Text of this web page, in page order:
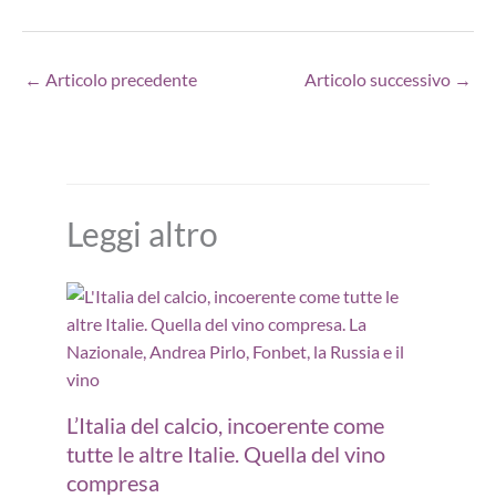
← Articolo precedente Articolo successivo →
Leggi altro
L’Italia del calcio, incoerente come
tutte le altre Italie. Quella del vino
compresa